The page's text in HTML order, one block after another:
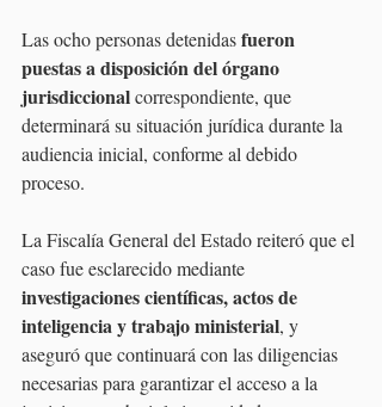
Las ocho personas detenidas fueron
puestas a disposición del órgano
jurisdiccional correspondiente, que
determinará su situación jurídica durante la
audiencia inicial, conforme al debido
proceso.
La Fiscalía General del Estado reiteró que el
caso fue esclarecido mediante
investigaciones científicas, actos de
inteligencia y trabajo ministerial, y
aseguró que continuará con las diligencias
necesarias para garantizar el acceso a la